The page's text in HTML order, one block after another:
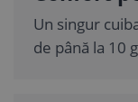
Un singur
de până la 10